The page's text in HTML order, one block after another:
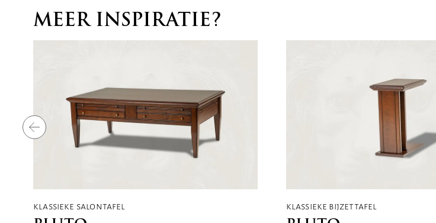
MEER INSPIRATIE?
klassieke salontafel klassieke bijzettafel